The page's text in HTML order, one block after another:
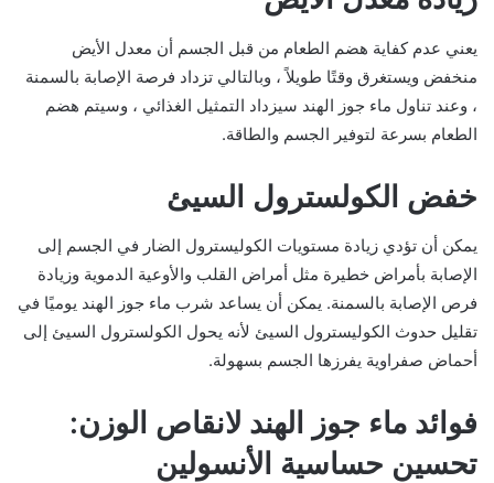
يعني عدم كفاية هضم الطعام من قبل الجسم أن معدل الأيض
منخفض ويستغرق وقتًا طويلاً ، وبالتالي تزداد فرصة الإصابة بالسمنة
، وعند تناول ماء جوز الهند سيزداد التمثيل الغذائي ، وسيتم هضم
الطعام بسرعة لتوفير الجسم والطاقة.
خفض الكولسترول السيئ
يمكن أن تؤدي زيادة مستويات الكوليسترول الضار في الجسم إلى
الإصابة بأمراض خطيرة مثل أمراض القلب والأوعية الدموية وزيادة
فرص الإصابة بالسمنة. يمكن أن يساعد شرب ماء جوز الهند يوميًا في
تقليل حدوث الكوليسترول السيئ لأنه يحول الكولسترول السيئ إلى
أحماض صفراوية يفرزها الجسم بسهولة.
فوائد ماء جوز الهند لانقاص الوزن:
تحسين حساسية الأنسولين